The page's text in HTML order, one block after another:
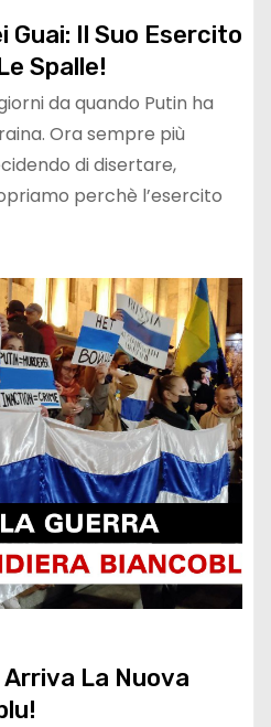
Guai: Il Suo Esercito
Spalle!
da quando Putin ha
Ora sempre più
di disertare,
perchè l’esercito
La Nuova